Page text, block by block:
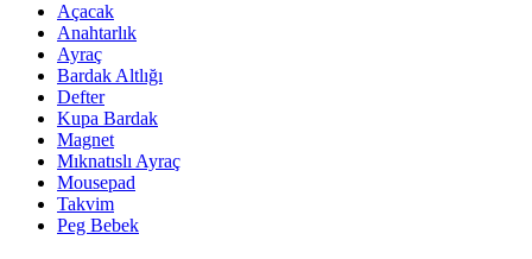
Açacak
Anahtarlık
Ayraç
Bardak Altlığı
Defter
Kupa Bardak
Magnet
Mıknatıslı Ayraç
Mousepad
Takvim
Peg Bebek